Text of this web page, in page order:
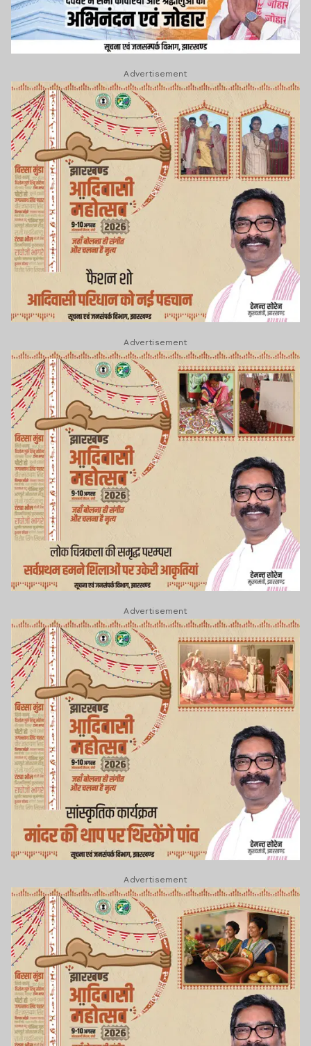
Advertisement
Advertisement
Advertisement
Advertisement